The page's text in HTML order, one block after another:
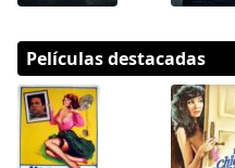
Películas destacadas